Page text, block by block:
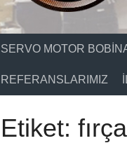
SERVO MOTOR
REFERANSLARIMIZ
Etiket: